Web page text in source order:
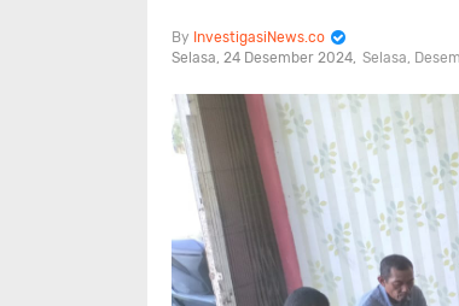
InvestigasiNews.co
Selasa, 24 Desember 2024 Selasa,